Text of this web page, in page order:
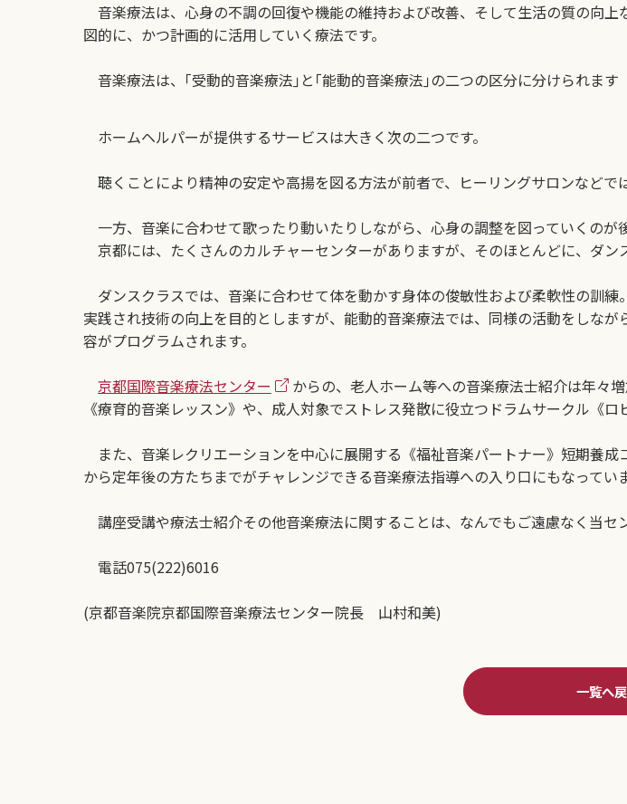
音楽療法は、心身の不調の回復や機能の維持および改善、そして生活の質の向上
図的に、かつ計画的に活用していく療法です。
音楽療法は、｢受動的音楽療法｣と｢能動的音楽療法｣の二つの区分に分けられます
ホームヘルパーが提供するサービスは大きく次の二つです。
聴くことにより精神の安定や高揚を図る方法が前者で、ヒーリングサロンなどで
一方、音楽に合わせて歌ったり動いたりしながら、心身の調整を図っていくのが
京都には、たくさんのカルチャーセンターがありますが、そのほとんどに、ダン
ダンスクラスでは、音楽に合わせて体を動かす身体の俊敏性および柔軟性の訓
実践され技術の向上を目的としますが、能動的音楽療法では、同様の活動をしな
容がプログラムされます。
京都国際音楽療法センター
からの、老人ホーム等への音楽療法士紹介は年々
《療育的音楽レッスン》や、成人対象でストレス発散に役立つドラムサークル《
また、音楽レクリエーションを中心に展開する《福祉音楽パートナー》短期養
から定年後の方たちまでがチャレンジできる音楽療法指導への入り口にもなっていま
講座受講や療法士紹介その他音楽療法に関することは、なんでもご遠慮なく当セ
電話075(222)6016
(京都音楽院京都国際音楽療法センター院長 山村和美)
一覧へ